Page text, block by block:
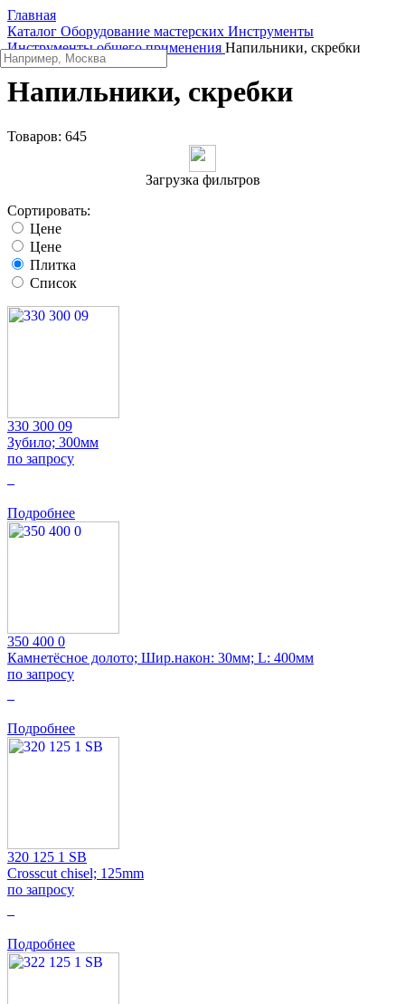
Главная
Каталог Оборудование мастерских Инструменты
Инструменты общего применения Напильники, скребки
Напильники, скребки
Товаров: 645
Загрузка фильтров
Сортировать:
Цене
Цене
Плитка
Список
330 300 09
Зубило; 300мм
по запросу
Подробнее
350 400 0
Камнетёсное долото; Шир.након: 30мм; L: 400мм
по запросу
Подробнее
320 125 1 SB
Crosscut chisel; 125mm
по запросу
Подробнее